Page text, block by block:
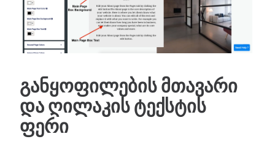
განყოფილების მთავარი
და ღილაკის ტექსტის
ფერი